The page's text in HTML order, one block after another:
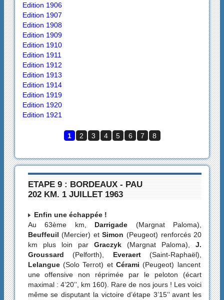
Edition 1906
Edition 1907
Edition 1908
Edition 1909
Edition 1910
Edition 1911
Edition 1912
Edition 1913
Edition 1914
Edition 1919
Edition 1920
Edition 1921
1 2 3 4 5 6 7 8
ETAPE 9 : BORDEAUX - PAU
202 KM. 1 JUILLET 1963
Enfin une échappée !
Au 63ème km, Darrigade (Margnat Paloma),
Beuffeuil (Mercier) etSimon (Peugeot) renforcés 20
km plus loin parGraczyk(Margnat Paloma),J.
Groussard (Pelforth), Everaert(Saint-Raphaël),
Lelangue(Solo Terrot) etCérami (Peugeot) lancent
une offensive non réprimée par le peloton (écart
maximal : 4’20’’, km 160). Rare de nos jours ! Les voici
même se disputant la victoire d’étape 3’15’’ avant les